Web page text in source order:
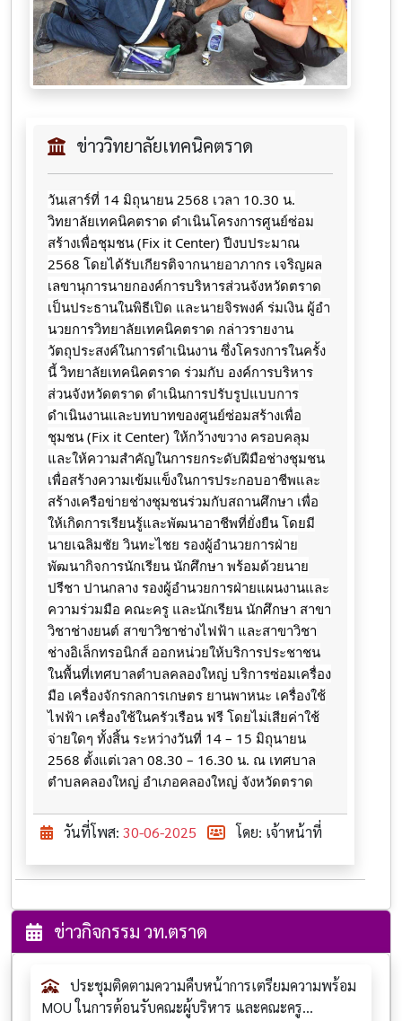
ข่าววิทยาลัยเทคนิคตราด
วันเสาร์​ที่​ 14 มิถุนายน​ 2568 เวลา 10.30 น.
วิทยาลัยเทคนิคตราด ดำเนินโครงการศูนย์ซ่อม
สร้างเพื่อชุมชน (Fix it Center) ปีงบประมาณ
2568 โดยได้รับเกียรติจากนายอาภากร​ เจริญ​ผล
เลขานุการนายกองค์การบริหารส่วนจังหวัดตราด
เป็นประธานในพิธีเปิด และนายจิ​รพ​งค์​ ร​่​มเงิน​ ผู้​อำ​
นวยการ​วิทยาลัย​เทคนิค​ตราด กล่าวรายงาน
วัตถุประสงค์ในการดำเนินงาน ซึ่งโครงการในครั้ง
นี้ วิทยาลัยเทคนิคตราด ร่วมกับ องค์การบริหาร
ส่วนจังหวัดตราด ดำเนินการปรับรูปแบบการ
ดำเนินงานและบทบาทของศูนย์ซ่อมสร้างเพื่อ
ชุมชน (Fix it Center) ให้กว้างขวาง ครอบคลุม
และให้ความสำคัญในการยกระดับฝีมือช่างชุมชน
เพื่อสร้างความเข้มแข็งในการประกอบอาชีพและ
สร้างเครือข่ายช่างชุมชนร่วมกับสถานศึกษา เพื่อ
ให้เกิดการเรียนรู้และพัฒนาอาชีพที่ยั่งยืน โดยมี
นายเฉลิม​ชัย​ วิน​ทะ​ไชย​ รอง​ผู้​อำนวยการ​ฝ่าย​
พัฒนา​กิจการ​นักเรียน​ นักศึกษา​ พร้อมด้วย​นาย
ปรีชา​ ปานกลาง​ รอง​ผู้​อำนวยการ​ฝ่าย​แผนงาน​และ​
ความ​ร่วมมือ​ คณะครู และนักเรียน นักศึกษา สาขา
วิชาช่างยนต์ สาขาวิชาช่างไฟฟ้า และสาขาวิชา
ช่างอิเล็กทรอนิกส์ ออกหน่วยให้บริการประชาชน
ในพื้นที่​เทศบาล​ตำบล​คลอง​ใหญ่​ บริการซ่อมเครื่อง
มือ เครื่องจักรกลการเกษตร ยานพาหนะ เครื่องใช้
ไฟฟ้า เครื่องใช้ในครัวเรือน ฟรี โดยไม่เสียค่าใช้
จ่ายใดๆ ทั้งสิ้น ระหว่างวันที่ 14 – 15 มิถุนายน​
2568 ตั้งแต่เวลา 08.30 – 16.30 น. ณ​ เทศบาล
ตำบล​คลอง​ใหญ่​ อำเภอ​คลองใหญ่​ จังหวัดตราด
วันที่โพส: 30-06-2025 โดย: เจ้าหน้าที่
ข่าวกิจกรรม วท.ตราด
ประชุมติดตามความคืบหน้าการเตรียมความพร้อม
MOU ในการต้อนรับคณะผู้บริหาร และคณะครู...